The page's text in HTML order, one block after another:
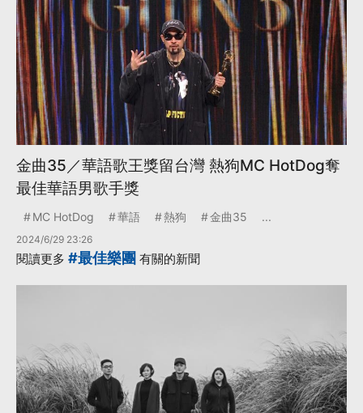
金曲35／華語歌王獎留台灣 熱狗MC HotDog奪
最佳華語男歌手獎
MC HotDog 華語 熱狗 金曲35 ...
2024/6/29 23:26
閱讀更多 #最佳樂團 有關的新聞